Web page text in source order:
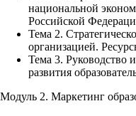
национальной
Российской
Тема 2.
организацией.
Тема 3. Руководство
развития
Модуль 2. Маркетинг